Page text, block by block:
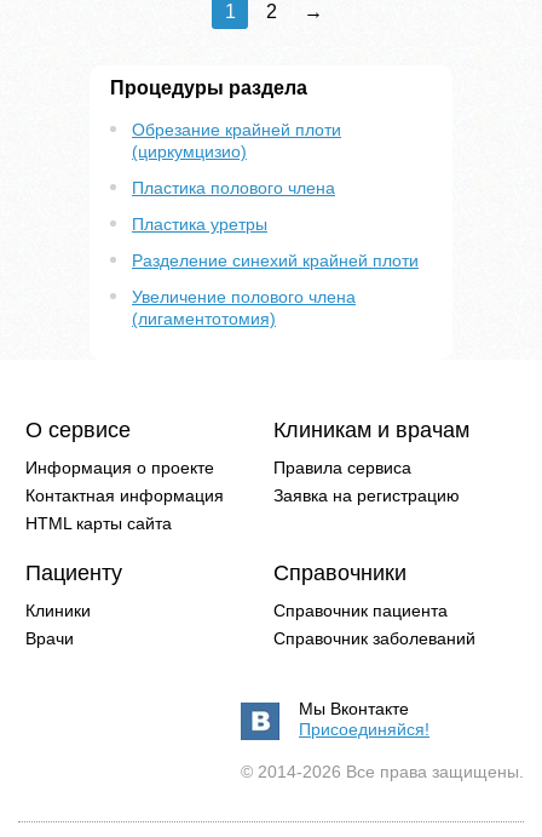
1 2 →
Процедуры раздела
Обрезание крайней плоти
(циркумцизио)
Пластика полового члена
Пластика уретры
Разделение синехий крайней плоти
Увеличение полового члена
(лигаментотомия)
О сервисе
Информация о проекте
Контактная информация
HTML карты сайта
Клиникам и врачам
Правила сервиса
Заявка на регистрацию
Пациенту
Клиники
Врачи
Справочники
Справочник пациента
Справочник заболеваний
Мы Вконтакте
Присоединяйся!
© 2014-2026 Все права защищены.